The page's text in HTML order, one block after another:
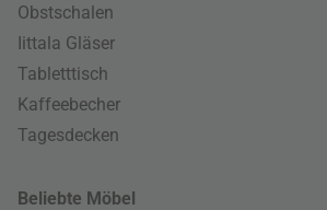
Obstschalen
Iittala Gläser
Tabletttisch
Kaffeebecher
Tagesdecken
Beliebte Möbel